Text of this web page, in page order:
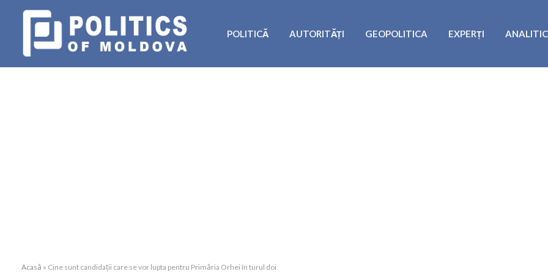
POLITICĂ AUTORITĂȚI GEOPOLITICA EXPERȚI
Acasă » Cine sunt candidații care se vor lupta pentru Primăria Orhei în turul doi